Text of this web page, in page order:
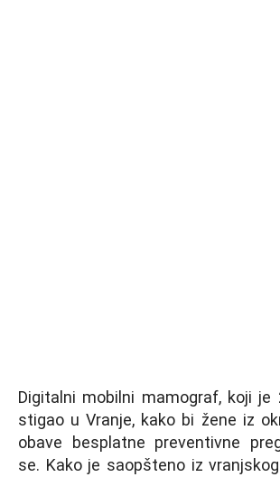
Digitalni mobilni mamograf, koji je
stigao u Vranje, kako bi žene iz
obave besplatne preventivne
se. Kako je saopšteno iz